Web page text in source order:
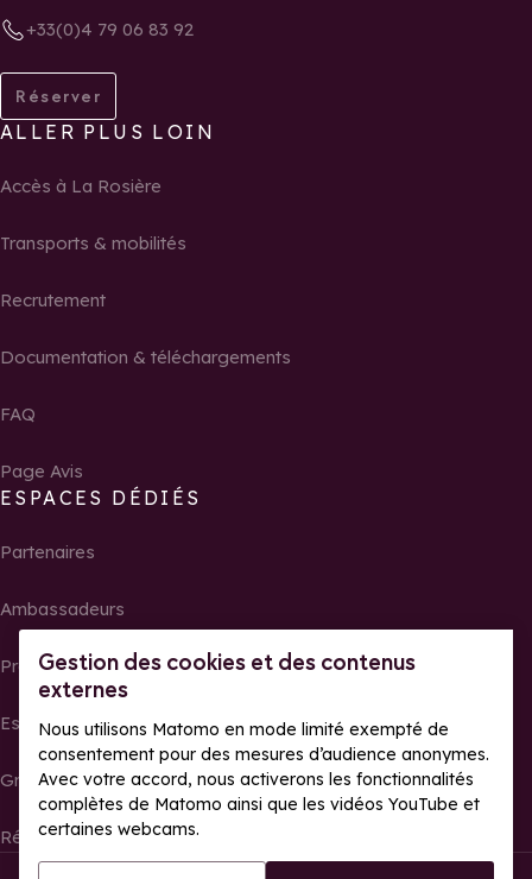
Gestion des cookies et des contenus
externes
Nous utilisons Matomo en mode limité exempté de
consentement pour des mesures d’audience anonymes.
Avec votre accord, nous activerons les fonctionnalités
complètes de Matomo ainsi que les vidéos YouTube et
certaines webcams.
+33(0)4 79 06 83 92
Réserver
ALLER PLUS LOIN
Accès à La Rosière
Transports & mobilités
Recrutement
Documentation & téléchargements
FAQ
Page Avis
ESPACES DÉDIÉS
Partenaires
Ambassadeurs
Propriétaires
Espace presse
Groupes, séminaires et tour operator
Résultats et photos de courses
Tous droits réservés La Rosière